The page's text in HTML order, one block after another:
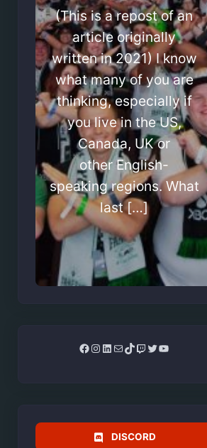
(This is a repost of an
article originally
written in 2021) I know
what many of you are
thinking, especially if
you live in the US,
Canada, UK or
other English-
speaking regions. What
last […]
Facebook
Instagram
LinkedIn
MailTikTok
Twitch
Twitter
YouTube
DISCORD